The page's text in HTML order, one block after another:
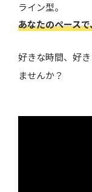
ライン型。
あなたのペース
好きな時間、好
ませんか？